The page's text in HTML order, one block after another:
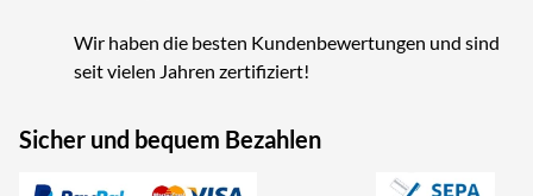
Wir haben die besten Kundenbewertungen und sind
seit vielen Jahren zertifiziert!
Sicher und bequem Bezahlen